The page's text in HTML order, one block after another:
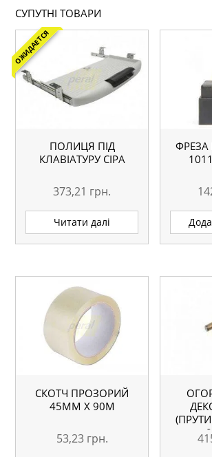
СУПУТНІ ТОВАРИ
ОЖИДАЕТСЯ
ПОЛИЦЯ ПІД
КЛАВІАТУРУ СІРА
373,21 грн.
Читати далі
ФРЕЗА
СКОТЧ ПРОЗОРИЙ
45ММ Х 90М
53,23 грн.